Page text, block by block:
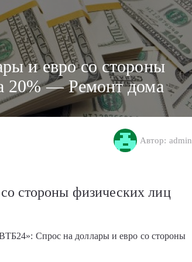
и евро со стороны
20% — Ремонт дома
Автор: admin
стороны физических лиц
Спрос на доллары и евро со стороны